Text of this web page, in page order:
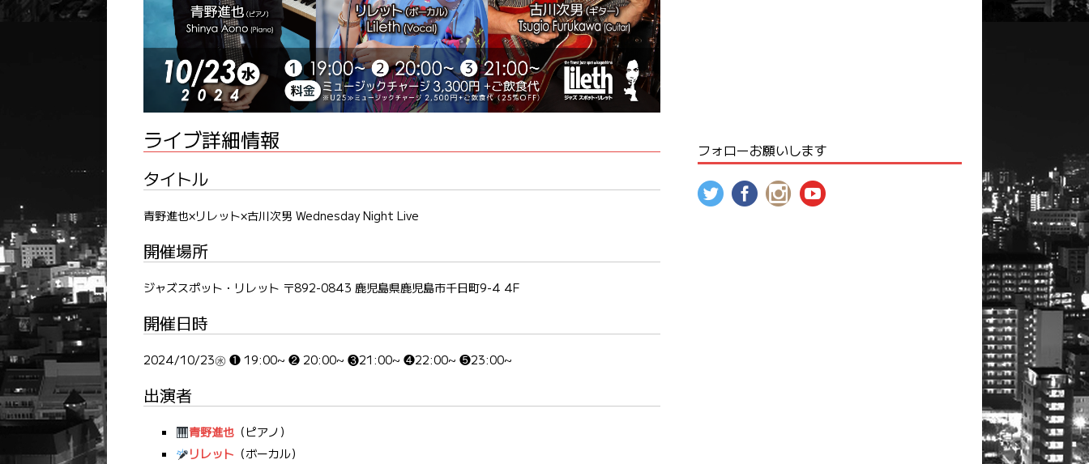
ライブ詳細情報
タイトル
青野進也×リレット×古川次男 Wednesday Night Live
開催場所
ジャズスポット・リレット 〒892-0843 鹿児島県鹿児島市千日町9-4 4F
開催日時
2024/10/23㊌ ❶ 19:00~ ❷ 20:00~ ❸21:00~ ❹22:00~ ❺23:00~
出演者
青野進也（ピアノ）
リレット （ボーカル）
フォローお願いします